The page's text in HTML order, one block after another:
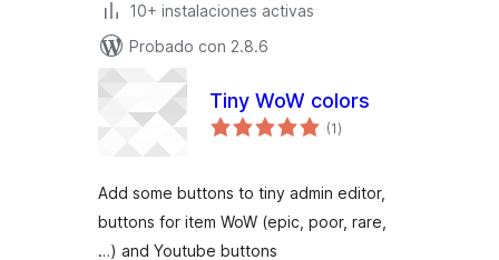
10+ instalaciones activas
Probado con 2.8.6
Tiny WoW colors
(1total
de
)
Add some buttons to tiny admin editor,
buttons for item WoW (epic, poor, rare,
…) and Youtube buttons